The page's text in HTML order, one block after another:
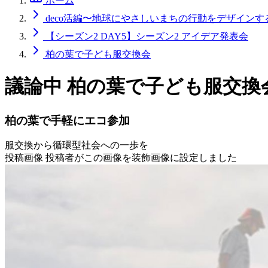
deco活編〜地球にやさしいまちの行動をデザインす
【シーズン2 DAY5】シーズン2 アイデア発表会
柏の葉で子ども服交換会
議論中 柏の葉で子ども服交換
柏の葉で手軽にエコ参加
服交換から循環型社会への一歩を
投稿画像 投稿者がこの画像を装飾画像に設定しました